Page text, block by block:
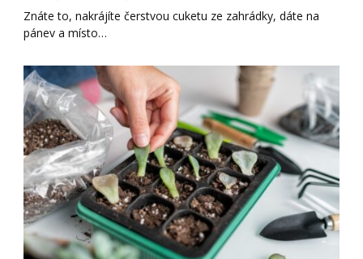
Znáte to, nakrájíte čerstvou cuketu ze zahrádky, dáte na
pánev a místo…